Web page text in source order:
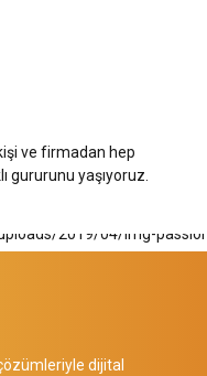
ve firmadan hep
gururunu yaşıyoruz.
dijital